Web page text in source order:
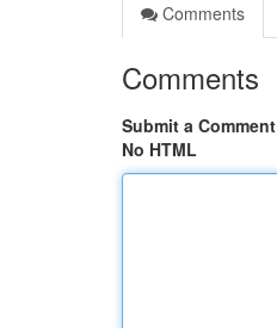
Comments
Comments
Submit a Comment
No HTML